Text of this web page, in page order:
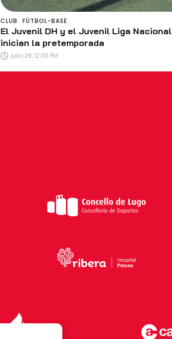
CLUB FÚTBOL-BASE
El Juvenil DH y el Juvenil Liga Nacional
inician la pretemporada
julio 29, 12:00 PM